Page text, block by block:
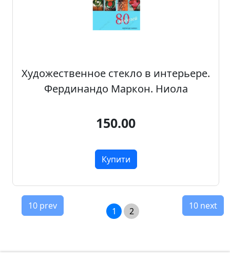
10 prev
Художественное стекло в интерьере.
Фердинандо Маркон. Ниола
150.00
Купити
1 2 10 next